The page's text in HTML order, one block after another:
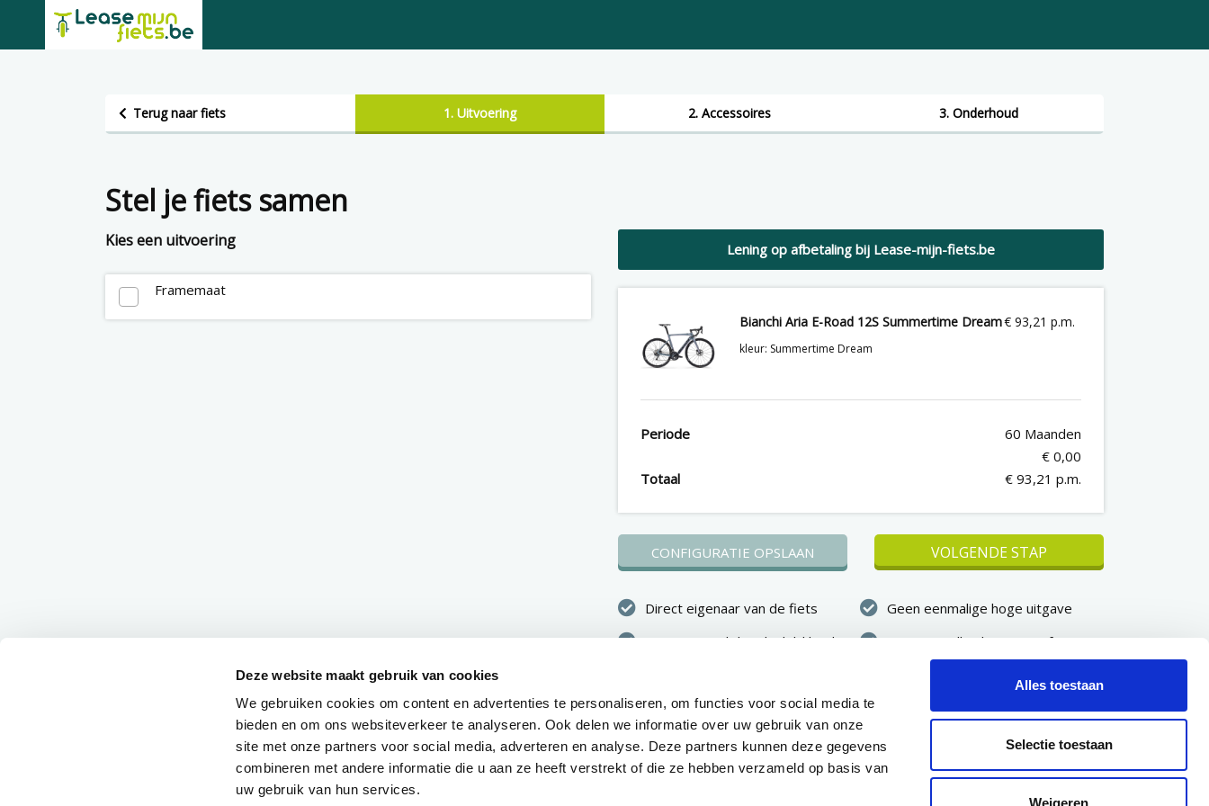
Deze website maakt gebruik van cookies
We gebruiken cookies om content en advertenties te personaliseren, om functies voor social media te
bieden en om ons websiteverkeer te analyseren. Ook delen we informatie over uw gebruik van onze
site met onze partners voor social media, adverteren en analyse. Deze partners kunnen deze gegevens
combineren met andere informatie die u aan ze heeft verstrekt of die ze hebben verzameld op basis van
uw gebruik van hun services.
Alles toestaan
Selectie toestaan
Weigeren
Terug naar fiets 1. Uitvoering 2. Accessoires 3. Onderhoud
Stel je fiets samen
Kies een uitvoering
Framemaat
Lening op afbetaling bij Lease-mijn-fiets.be
Bianchi Aria E-Road 12S Summertime Dream
kleur: Summertime Dream
€ 93,21 p.m.
Periode
60 Maanden
€ 0,00
Totaal
€ 93,21 p.m.
CONFIGURATIE OPSLAAN VOLGENDE STAP
Direct eigenaar van de fiets
Geen eenmalige hoge uitgave
Binnen 1 werkdag duidelijkheid
Vast maandbedrag, vooraf
duidelijk
Voorraadfietsen worden binnen 7
tot 10 werkdagen na goedkeuring
geleverd
Eerste betaling pas na 30 dagen